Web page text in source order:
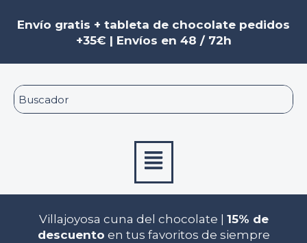
Envío gratis + tableta de chocolate pedidos
+35€ | Envíos en 48 / 72h
Menú
Villajoyosa cuna del chocolate | 15% de
descuento en tus favoritos de siempre